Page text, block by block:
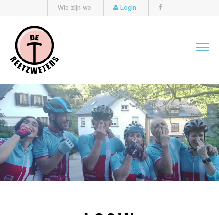
Wie zijn we Login